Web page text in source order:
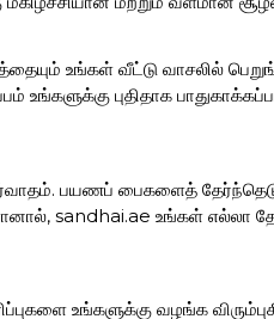
உங்கள் வீட்டு வாசலில்
புதிதாக
பயணப் பைகளைத்
sandhai.ae உங்கள் எல்லா
உங்களுக்கு வழங்க